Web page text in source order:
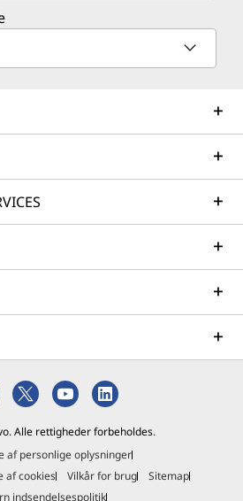
Alle rettigheder forbeholdes.
af personlige oplysninger
af cookies
Vilkår for brug
Sitemap
indsendelsespolitik